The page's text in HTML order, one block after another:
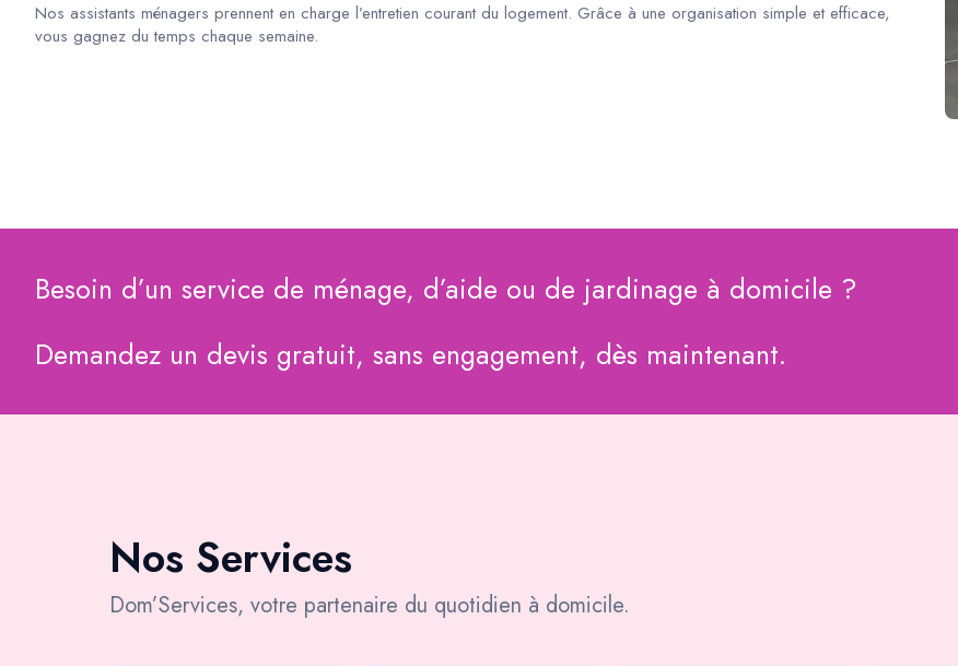
Nos assistants ménagers prennent en charge l’entretien courant du logement. Grâce à une organisation simple et efficace,
vous gagnez du temps chaque semaine.
Besoin d’un service de ménage, d’aide ou de jardinage à domicile ?
Demandez un devis gratuit, sans engagement, dès maintenant.
Nos Services
Dom’Services, votre partenaire du quotidien à domicile.